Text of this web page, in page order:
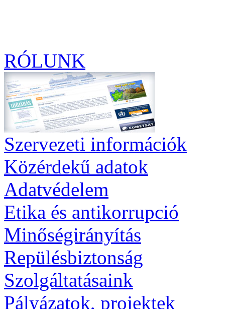
RÓLUNK
Szervezeti információk
Közérdekű adatok
Adatvédelem
Etika és antikorrupció
Minőségirányítás
Repülésbiztonság
Szolgáltatásaink
Pályázatok, projektek